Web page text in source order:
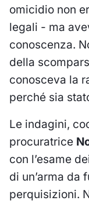
omicidio non
legali - ma
conoscenza.
della
conosceva la
perché sia
Le indagini,
procuratrice
con l’esame
di un’arma da
perquisizioni.